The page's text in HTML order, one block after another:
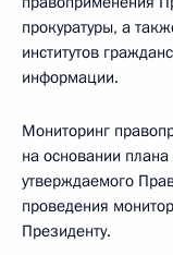
прокуратуры, а
институтов
информации.
Мониторинг
на основании
утверждаемого
проведения
Президенту.